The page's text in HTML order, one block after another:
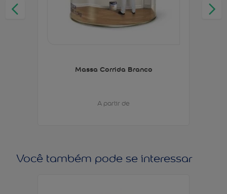
Massa Corrida Branco
A partir de
Você também pode se interessar